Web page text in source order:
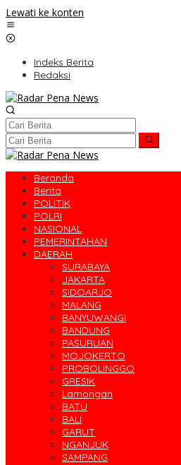
Lewati ke konten
Indeks Berita
Redaksi
Beranda
Berita
POLITIK
POLRI
NASIONAL
PEMERINTAHAN
DAERAH
SURABAYA
JAKARTA
SIDOARJO
MALANG
BANYUWANGI
BANDUNG
PASURUAN
MOJOKERTO
PROBOLINGGO
GRESIK
Lamongan
BATU
BALI
GARUT
NGANJUK
SAMPANG